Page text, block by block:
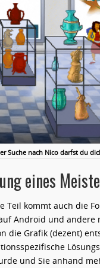
Suche nach Nico darfst du
eines
Teil kommt auch die
Android und
die Grafik (dezent)
und Sie anhand